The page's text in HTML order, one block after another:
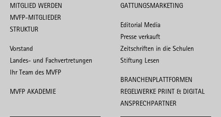
MITGLIED WERDEN
MVFP-MITGLIEDER
STRUKTUR
Vorstand
Landes- und Fachvertretungen
Ihr Team des MVFP
MVFP AKADEMIE
GATTUNGSMARKETING
Editorial Media
Presse verkauft
Zeitschriften in die Schulen
Stiftung Lesen
BRANCHENPLATTFORMEN
REGELWERKE PRINT & DIGITAL
ANSPRECHPARTNER